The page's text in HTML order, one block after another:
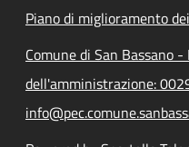
Piano di miglioramento
Comune di San Bassano
dell'amministrazione: